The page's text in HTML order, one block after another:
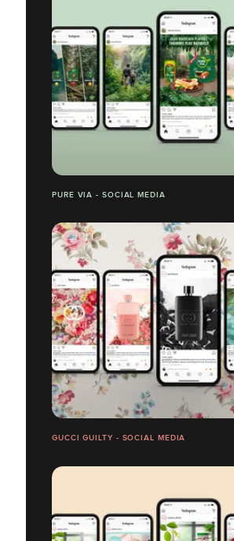
PURE VIA - SOCIAL MEDIA
GUCCI GUILTY - SOCIAL MEDIA